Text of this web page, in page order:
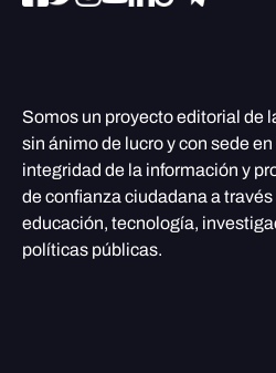
Somos un proyecto editorial de
sin ánimo de lucro y con sede
integridad de la información y
de confianza ciudadana a
educación, tecnología,
políticas públicas.